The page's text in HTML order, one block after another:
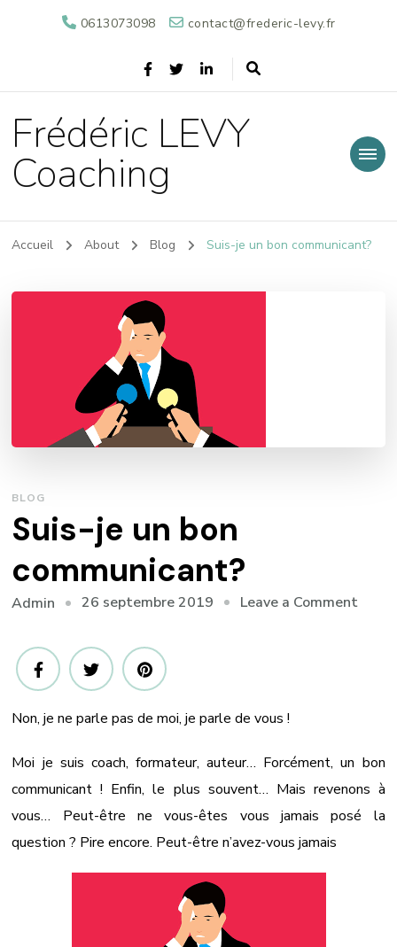
0613073098 contact@frederic-levy.fr
Frédéric LEVY
Coaching
Accueil About Blog Suis-je un bon communicant?
BLOG
Suis-je un bon
communicant?
Admin 26 septembre 2019 Leave a Commenton
Non, je ne parle pas de moi, je parle de vous !
Moi je suis coach, formateur, auteur… Forcément, un bon
communicant ! Enfin, le plus souvent… Mais revenons à
vous… Peut-être ne vous-êtes vous jamais posé la
question ? Pire encore. Peut-être n’avez-vous jamais